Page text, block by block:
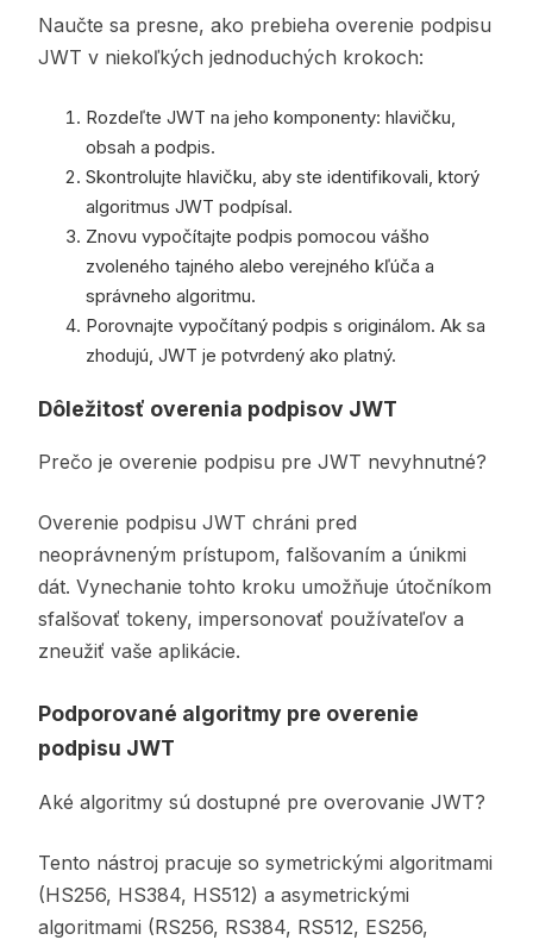
Naučte sa presne, ako prebieha overenie podpisu
JWT v niekoľkých jednoduchých krokoch:
Rozdeľte JWT na jeho komponenty: hlavičku,
obsah a podpis.
Skontrolujte hlavičku, aby ste identifikovali, ktorý
algoritmus JWT podpísal.
Znovu vypočítajte podpis pomocou vášho
zvoleného tajného alebo verejného kľúča a
správneho algoritmu.
Porovnajte vypočítaný podpis s originálom. Ak sa
zhodujú, JWT je potvrdený ako platný.
Dôležitosť overenia podpisov JWT
Prečo je overenie podpisu pre JWT nevyhnutné?
Overenie podpisu JWT chráni pred
neoprávneným prístupom, falšovaním a únikmi
dát. Vynechanie tohto kroku umožňuje útočníkom
sfalšovať tokeny, impersonovať používateľov a
zneužiť vaše aplikácie.
Podporované algoritmy pre overenie
podpisu JWT
Aké algoritmy sú dostupné pre overovanie JWT?
Tento nástroj pracuje so symetrickými algoritmami
(HS256, HS384, HS512) a asymetrickými
algoritmami (RS256, RS384, RS512, ES256,